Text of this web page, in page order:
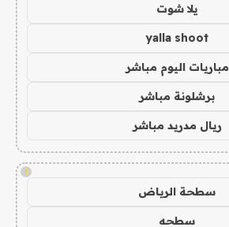
يلا شوت
yalla shoot
مباريات اليوم مباشر
برشلونة مباشر
ريال مدريد مباشر
!
سطحة الرياض
سطحه